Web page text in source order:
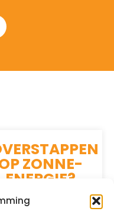
ZONNE-
ENERGIE?
u verder! Wij